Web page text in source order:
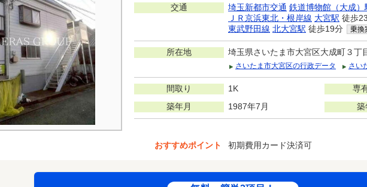
交通 埼玉新都市交通 鉄道博物館（大成）
ＪＲ京浜東北・根岸線 大宮駅 徒歩
東武野田線 北大宮駅 徒歩19分 乗換
所在地 埼玉県さいたま市大宮区大成町３丁
さいたま市大宮区の行政データ
さい
間取り 1K 専
築年月 1987年7月 築
おすすめポイント 初期費用カード決済可